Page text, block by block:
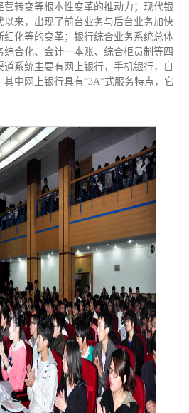
转变等根本性变革的推动力；现代银
以来，出现了前台业务与后台业务加快
细化等的变革；银行综合业务系统总体
综合化、会计一本账、综合柜员制等四
系统主要有网上银行，手机银行，自
中网上银行具有“3A”式服务特点，它